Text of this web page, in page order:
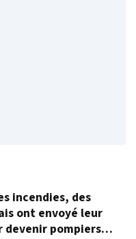
incendies, des
ont envoyé leur
devenir pompiers